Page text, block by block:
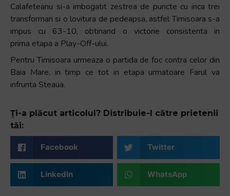
Calafeteanu si-a imbogatit zestrea de puncte cu inca trei
transformari si o lovitura de pedeapsa, astfel Timisoara s-a
impus cu 63-10, obtinand o victorie consistenta in
prima etapa a Play-Off-ului.
Pentru Timisoara urmeaza o partida de foc contra celor din
Baia Mare, in timp ce tot in etapa urmatoare Farul va
infrunta Steaua.
Ți-a plăcut articolul? Distribuie-l către prietenii
tăi:
Facebook Twitter
LinkedIn WhatsApp